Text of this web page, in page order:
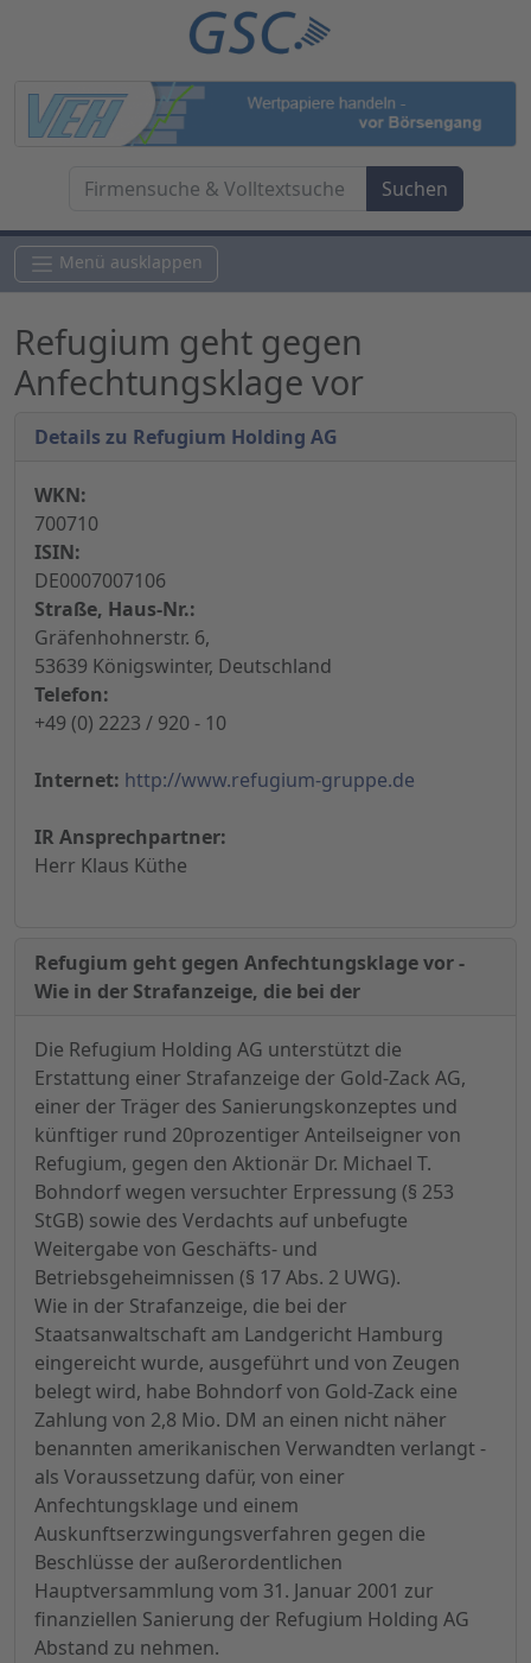
Menü ausklappen
Refugium geht gegen
Anfechtungsklage vor
Details zu Refugium Holding AG
WKN:
700710
ISIN:
DE0007007106
Straße, Haus-Nr.:
Gräfenhohnerstr. 6,
53639 Königswinter, Deutschland
Telefon:
+49 (0) 2223 / 920 - 10
Internet: http://www.refugium-gruppe.de
IR Ansprechpartner:
Herr Klaus Küthe
Refugium geht gegen Anfechtungsklage vor -
Wie in der Strafanzeige, die bei der
Die Refugium Holding AG unterstützt die
Erstattung einer Strafanzeige der Gold-Zack AG,
einer der Träger des Sanierungskonzeptes und
künftiger rund 20prozentiger Anteilseigner von
Refugium, gegen den Aktionär Dr. Michael T.
Bohndorf wegen versuchter Erpressung (§ 253
StGB) sowie des Verdachts auf unbefugte
Weitergabe von Geschäfts- und
Betriebsgeheimnissen (§ 17 Abs. 2 UWG).
Wie in der Strafanzeige, die bei der
Staatsanwaltschaft am Landgericht Hamburg
eingereicht wurde, ausgeführt und von Zeugen
belegt wird, habe Bohndorf von Gold-Zack eine
Zahlung von 2,8 Mio. DM an einen nicht näher
benannten amerikanischen Verwandten verlangt -
als Voraussetzung dafür, von einer
Anfechtungsklage und einem
Auskunftserzwingungsverfahren gegen die
Beschlüsse der außerordentlichen
Hauptversammlung vom 31. Januar 2001 zur
finanziellen Sanierung der Refugium Holding AG
Abstand zu nehmen.